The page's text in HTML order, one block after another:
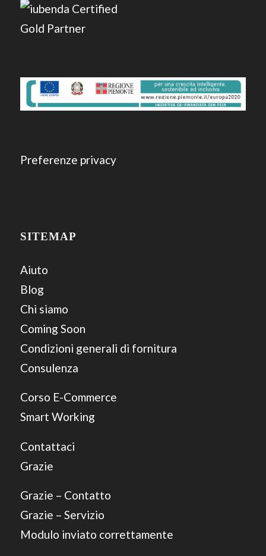
Preferenze privacy
SITEMAP
Aiuto
Blog
Chi siamo
Coming Soon
Condizioni generali di fornitura
Consulenza
Corso E-Commerce
Smart Working
Contattaci
Grazie
Grazie – Contatto
Grazie – Servizio
Modulo inviato correttamente